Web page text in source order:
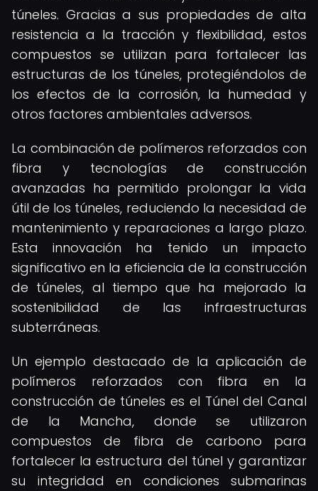
túneles. Gracias a sus propiedades de alta
resistencia a la tracción y flexibilidad, estos
compuestos se utilizan para fortalecer las
estructuras de los túneles, protegiéndolos de
los efectos de la corrosión, la humedad y
otros factores ambientales adversos.
La combinación de polímeros reforzados con
fibra y tecnologías de construcción
avanzadas ha permitido prolongar la vida
útil de los túneles, reduciendo la necesidad de
mantenimiento y reparaciones a largo plazo.
Esta innovación ha tenido un impacto
significativo en la eficiencia de la construcción
de túneles, al tiempo que ha mejorado la
sostenibilidad de las infraestructuras
subterráneas.
Un ejemplo destacado de la aplicación de
polímeros reforzados con fibra en la
construcción de túneles es el Túnel del Canal
de la Mancha, donde se utilizaron
compuestos de fibra de carbono para
fortalecer la estructura del túnel y garantizar
su integridad en condiciones submarinas